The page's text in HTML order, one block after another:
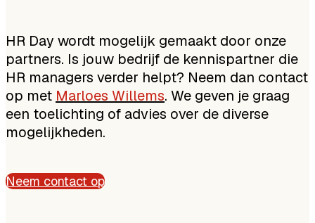
HR Day wordt mogelijk gemaakt door onze
partners. Is jouw bedrijf de kennispartner die
HR managers verder helpt? Neem dan contact
op met Marloes Willems. We geven je graag
een toelichting of advies over de diverse
mogelijkheden.
Neem contact op